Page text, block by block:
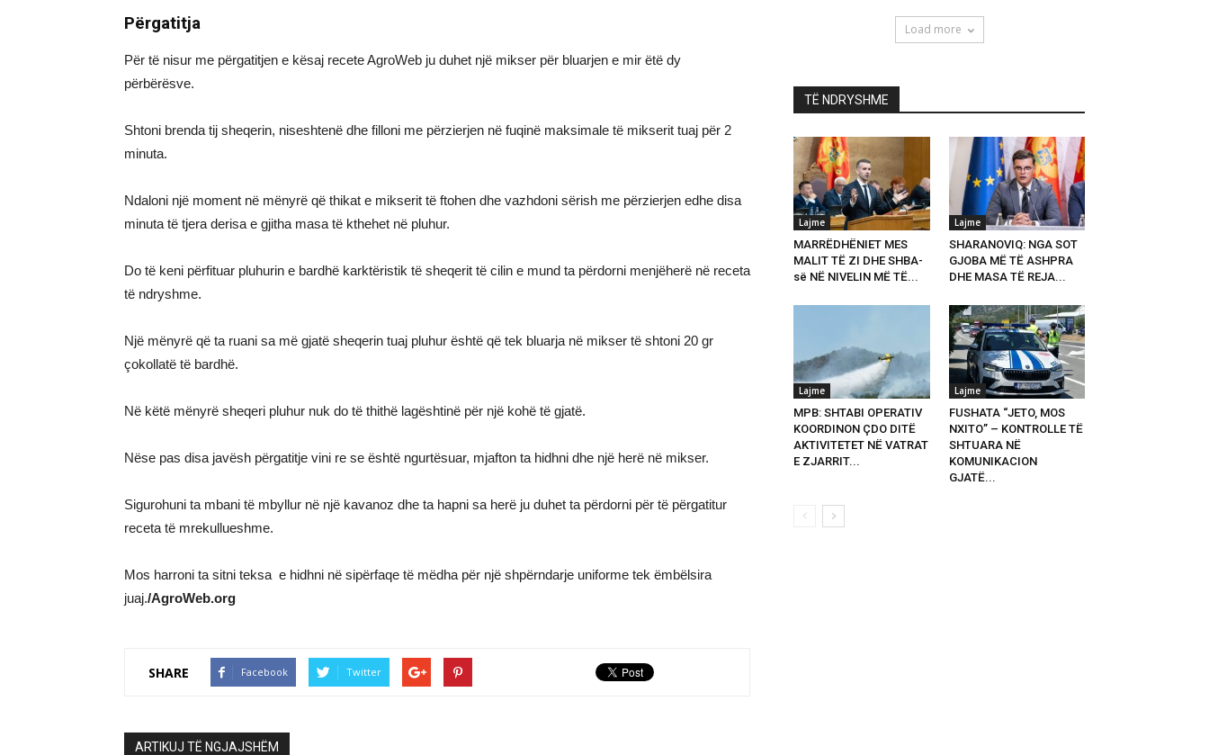
Përgatitja
Për të nisur me përgatitjen e kësaj recete AgroWeb ju duhet një mikser për bluarjen e mir ëtë dy
përbërësve.
Shtoni brenda tij sheqerin, niseshtenë dhe filloni me përzierjen në fuqinë maksimale të mikserit tuaj për 2
minuta.
Ndaloni një moment në mënyrë që thikat e mikserit të ftohen dhe vazhdoni sërish me përzierjen edhe disa
minuta të tjera derisa e gjitha masa të kthehet në pluhur.
Do të keni përfituar pluhurin e bardhë karktëristik të sheqerit të cilin e mund ta përdorni menjëherë në receta
të ndryshme.
Një mënyrë që ta ruani sa më gjatë sheqerin tuaj pluhur është që tek bluarja në mikser të shtoni 20 gr
çokollatë të bardhë.
Në këtë mënyrë sheqeri pluhur nuk do të thithë lagështinë për një kohë të gjatë.
Nëse pas disa javësh përgatitje vini re se është ngurtësuar, mjafton ta hidhni dhe një herë në mikser.
Sigurohuni ta mbani të mbyllur në një kavanoz dhe ta hapni sa herë ju duhet ta përdorni për të përgatitur
receta të mrekullueshme.
Mos harroni ta sitni teksa e hidhni në sipërfaqe të mëdha për një shpërndarje uniforme tek ëmbëlsira
juaj./AgroWeb.org
SHARE Facebook Twitter
ARTIKUJ TË NGJAJSHËM
Load more
TË NDRYSHME
Lajme
MARRËDHËNIET MES
MALIT TË ZI DHE SHBA-
së NË NIVELIN MË TË...
Lajme
SHARANOVIQ: NGA SOT
GJOBA MË TË ASHPRA
DHE MASA TË REJA...
Lajme
MPB: SHTABI OPERATIV
KOORDINON ÇDO DITË
AKTIVITETET NË VATRAT
E ZJARRIT...
Lajme
FUSHATA “JETO, MOS
NXITO” – KONTROLLE TË
SHTUARA NË
KOMUNIKACION
GJATË...